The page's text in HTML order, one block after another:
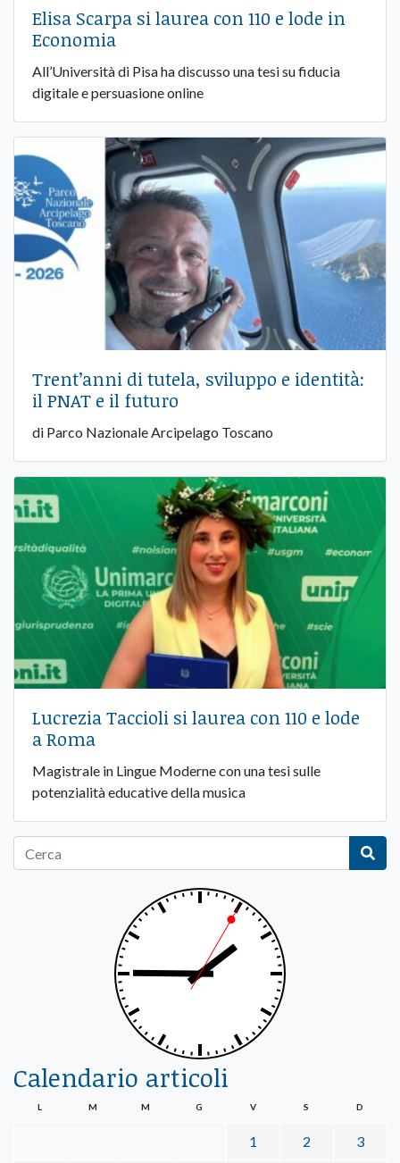
Elisa Scarpa si laurea con 110 e lode in
Economia
All’Università di Pisa ha discusso una tesi su fiducia
digitale e persuasione online
Trent’anni di tutela, sviluppo e identità:
il PNAT e il futuro
di Parco Nazionale Arcipelago Toscano
Lucrezia Taccioli si laurea con 110 e lode
a Roma
Magistrale in Lingue Moderne con una tesi sulle
potenzialità educative della musica
Calendario articoli
L M M G V S D
1 2 3